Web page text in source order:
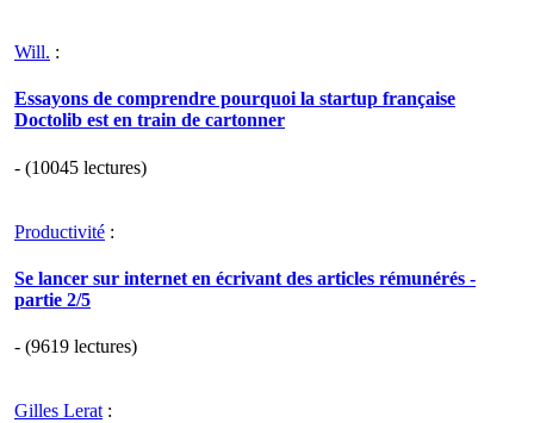
Will. :
Essayons de comprendre pourquoi la startup française
Doctolib est en train de cartonner
- (10045 lectures)
Productivité :
Se lancer sur internet en écrivant des articles rémunérés -
partie 2/5
- (9619 lectures)
Gilles Lerat :